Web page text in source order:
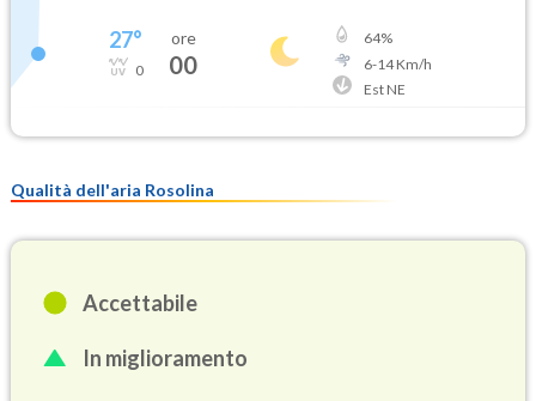
27°
0
ore
00
64%
6-14Km/h
Est NE
Qualità dell'aria Rosolina
Accettabile
In miglioramento